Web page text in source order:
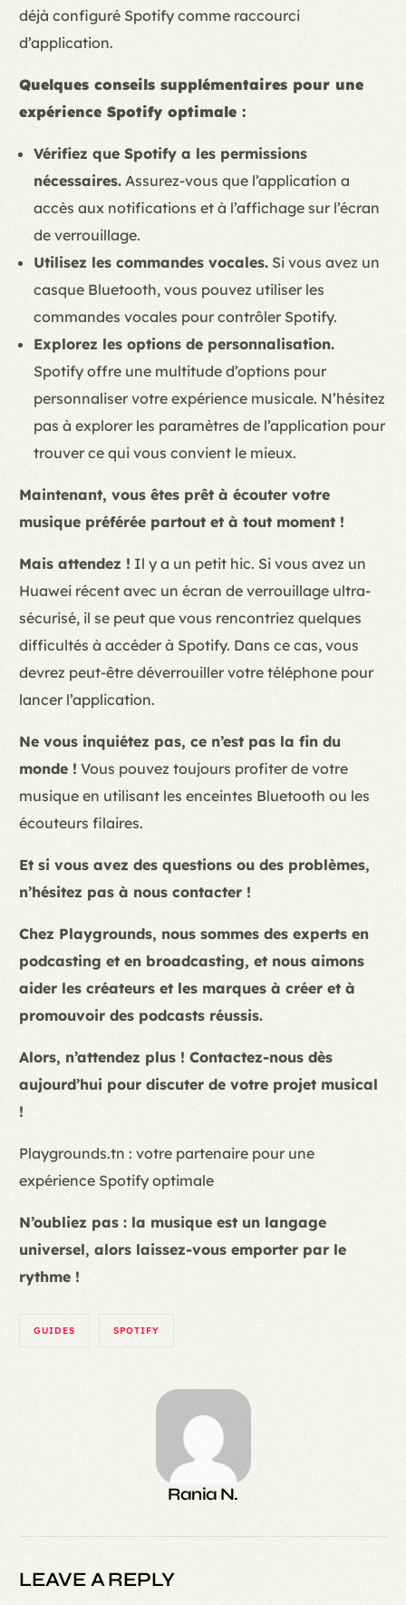
déjà configuré Spotify comme raccourci
d’application.
Quelques conseils supplémentaires pour une
expérience Spotify optimale :
Vérifiez que Spotify a les permissions
nécessaires. Assurez-vous que l’application a
accès aux notifications et à l’affichage sur l’écran
de verrouillage.
Utilisez les commandes vocales. Si vous avez un
casque Bluetooth, vous pouvez utiliser les
commandes vocales pour contrôler Spotify.
Explorez les options de personnalisation.
Spotify offre une multitude d’options pour
personnaliser votre expérience musicale. N’hésitez
pas à explorer les paramètres de l’application pour
trouver ce qui vous convient le mieux.
Maintenant, vous êtes prêt à écouter votre
musique préférée partout et à tout moment !
Mais attendez ! Il y a un petit hic. Si vous avez un
Huawei récent avec un écran de verrouillage ultra-
sécurisé, il se peut que vous rencontriez quelques
difficultés à accéder à Spotify. Dans ce cas, vous
devrez peut-être déverrouiller votre téléphone pour
lancer l’application.
Ne vous inquiétez pas, ce n’est pas la fin du
monde ! Vous pouvez toujours profiter de votre
musique en utilisant les enceintes Bluetooth ou les
écouteurs filaires.
Et si vous avez des questions ou des problèmes,
n’hésitez pas à nous contacter !
Chez Playgrounds, nous sommes des experts en
podcasting et en broadcasting, et nous aimons
aider les créateurs et les marques à créer et à
promouvoir des podcasts réussis.
Alors, n’attendez plus ! Contactez-nous dès
aujourd’hui pour discuter de votre projet musical
!
Playgrounds.tn : votre partenaire pour une
expérience Spotify optimale
N’oubliez pas : la musique est un langage
universel, alors laissez-vous emporter par le
rythme !
GUIDES SPOTIFY
Rania N.
LEAVE A REPLY